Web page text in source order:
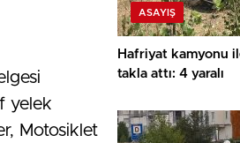
yelek
Motosiklet
ASAYIŞ
Hafriyat kamyonu
takla attı: 4 yaralı